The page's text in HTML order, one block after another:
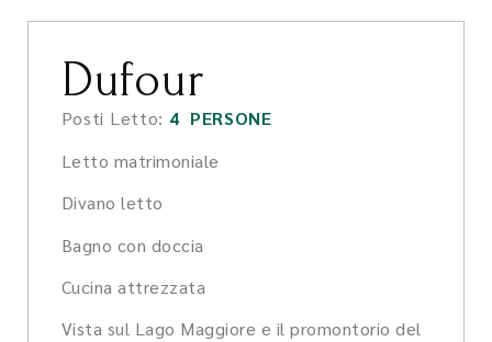
Dufour
Posti Letto: 4 PERSONE
Letto matrimoniale
Divano letto
Bagno con doccia
Cucina attrezzata
Vista sul Lago Maggiore e il promontorio del